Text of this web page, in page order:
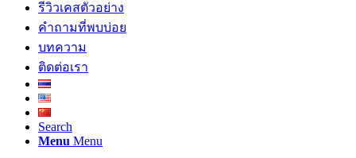
รีวิวเคสตัวอย่าง
คำถามที่พบบ่อย
บทความ
ติดต่อเรา
Search
Menu Menu